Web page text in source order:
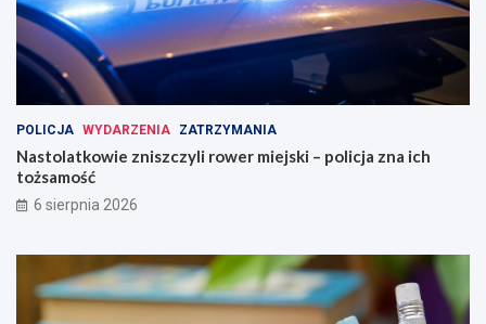
POLICJA WYDARZENIA ZATRZYMANIA
Nastolatkowie zniszczyli rower miejski – policja zna ich
tożsamość
6 sierpnia 2026